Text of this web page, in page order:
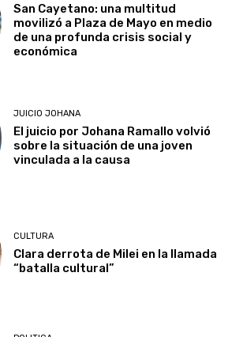
San Cayetano: una multitud
movilizó a Plaza de Mayo en medio
de una profunda crisis social y
económica
JUICIO JOHANA
El juicio por Johana Ramallo volvió
sobre la situación de una joven
vinculada a la causa
CULTURA
Clara derrota de Milei en la llamada
“batalla cultural”